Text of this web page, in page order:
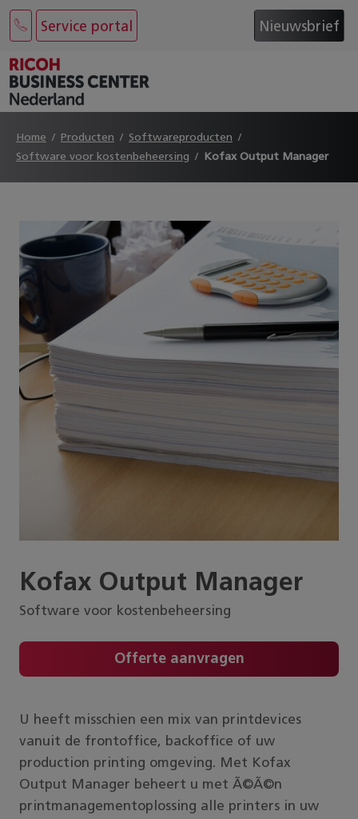
Service portal Nieuwsbrief
Home Producten
Softwareproducten
Software voor kostenbeheersing
Kofax Output Manager
Kofax Output Manager
Software voor kostenbeheersing
Offerte aanvragen
U heeft misschien een mix van printdevices
vanuit de frontoffice, backoffice of uw
production printing omgeving. Met Kofax
Output Manager beheert u met Ã©Ã©n
printmanagementoplossing alle printers in uw